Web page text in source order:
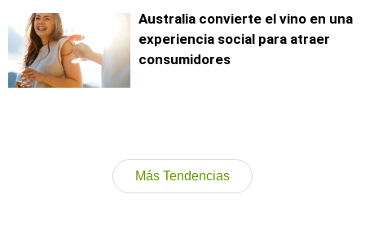
Australia convierte el vino en una
experiencia social para atraer
consumidores
Más Tendencias